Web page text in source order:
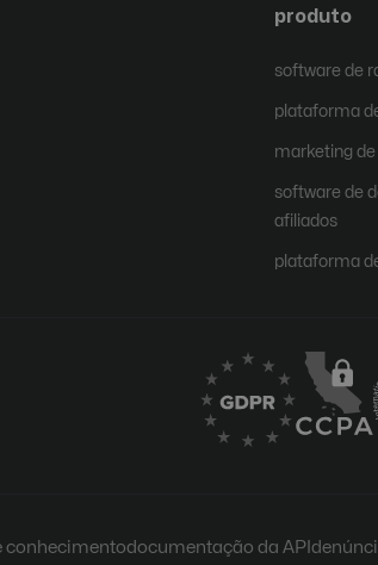
produto
software de
plataforma
marketing
software de
afiliados
plataforma
conhecimentodocumentação da API